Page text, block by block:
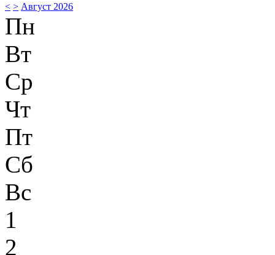
< > Август 2026
Пн
Вт
Ср
Чт
Пт
Сб
Вс
1
2